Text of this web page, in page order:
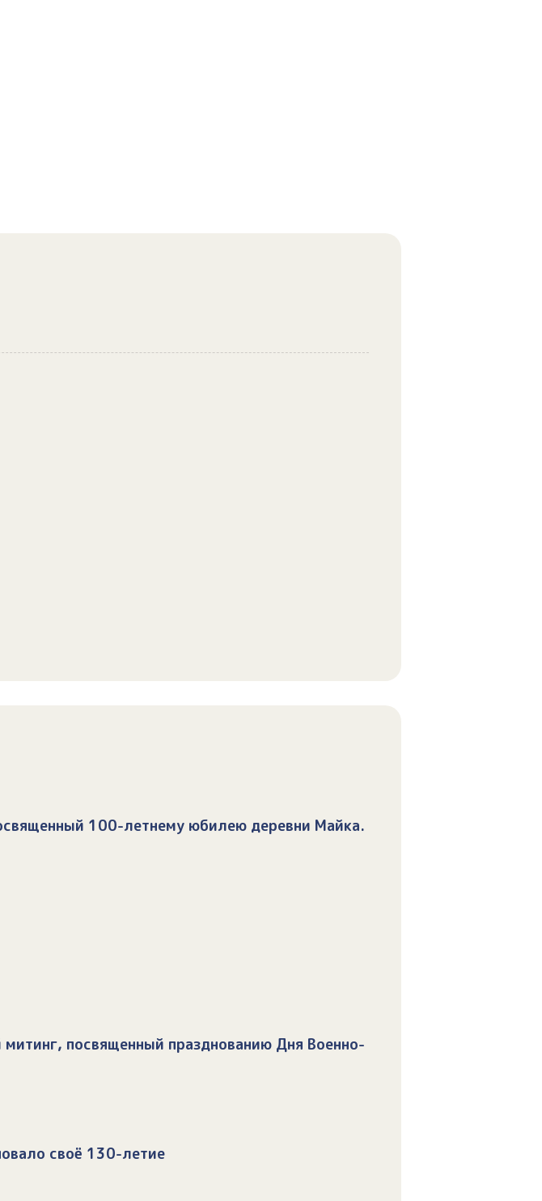
100-летнему юбилею деревни Майка.
посвященный празднованию Дня Военно-
своё 130-летие